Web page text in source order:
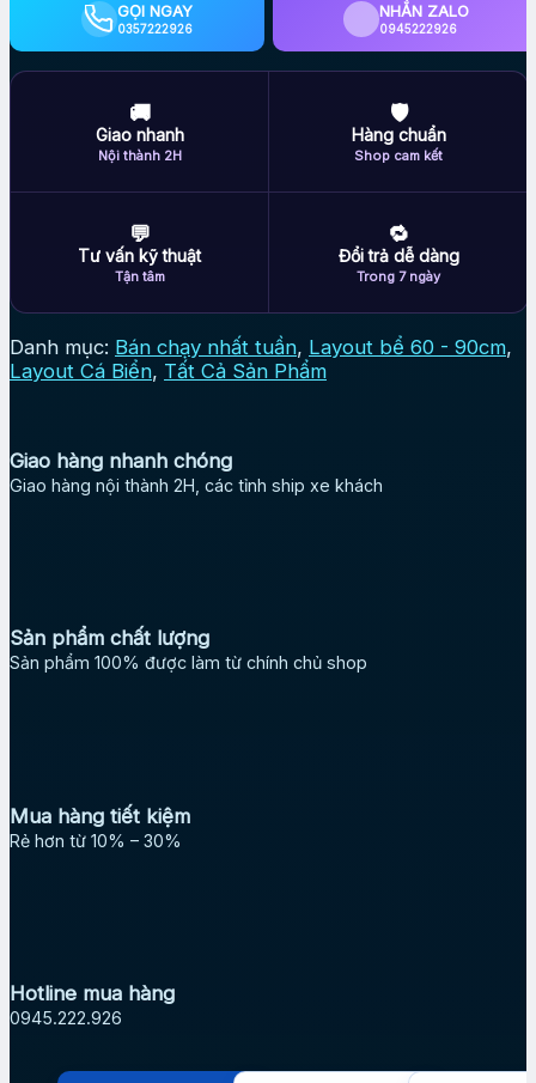
GỌI NGAY
0357222926
NHẮN ZALO
0945222926
🚚
Giao nhanh
Nội thành 2H
🛡
Hàng chuẩn
Shop cam kết
💬
Tư vấn kỹ thuật
Tận tâm
🔁
Đổi trả dễ dàng
Trong 7 ngày
Danh mục: Bán chạy nhất tuần, Layout bể 60 - 90cm,
Layout Cá Biển, Tất Cả Sản Phẩm
Giao hàng nhanh chóng
Giao hàng nội thành 2H, các tỉnh ship xe khách
Sản phẩm chất lượng
Sản phẩm 100% được làm từ chính chủ shop
Mua hàng tiết kiệm
Rẻ hơn từ 10% – 30%
Hotline mua hàng
0945.222.926